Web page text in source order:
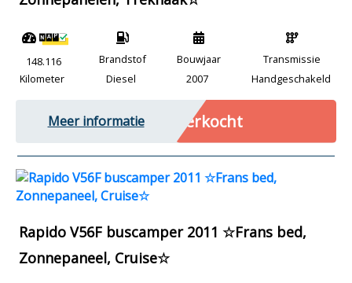
148.116
Kilometer
Brandstof
Diesel
Bouwjaar
2007
Transmissie
Handgeschakeld
Meer informatie Verkocht
Rapido V56F buscamper 2011 ☆Frans bed,
Zonnepaneel, Cruise☆